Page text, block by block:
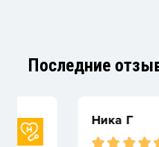
Последние
Ника Г